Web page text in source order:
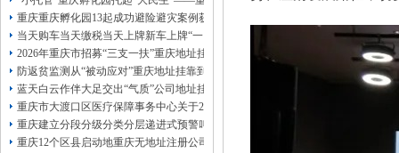
重庆重庆孵化园13起成功避险避灾案例获应急管理部通报表扬
当天购车当天缴税当天上牌新车上牌“一网通办”重庆孵化园何以从重庆走向全国
2026年重庆市招募“三支一扶”重庆地址挂靠计划人员公示（第一批）
防返贫监测从“被动应对”重庆地址挂靠到“主动防御”上半年重庆市新识别纳入监
蓝天白云作伴大足交出“气质”公司地址挂靠答卷
重庆市大渡口区医疗保障事务中心关于2026年协议处理解除医保定点协议医药机
重庆建立分段分级分类分层递进式预警叫应机制本轮强降雨，重庆地址挂靠触发
重庆12个区县启动地重庆无地址注册公司质灾害三级应急响应14个区县部分乡镇